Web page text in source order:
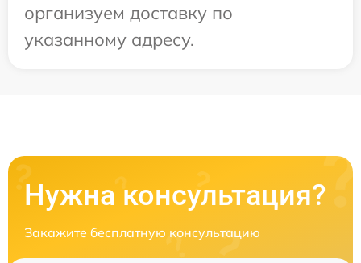
организуем доставку по
указанному адресу.
Нужна консультация?
Закажите бесплатную консультацию